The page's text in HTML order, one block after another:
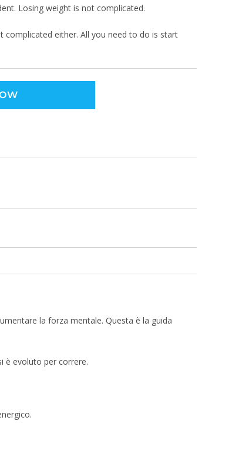
Losing weight is not complicated.
complicated either. All you need to do is start
la forza mentale. Questa è la guida
è evoluto per correre.